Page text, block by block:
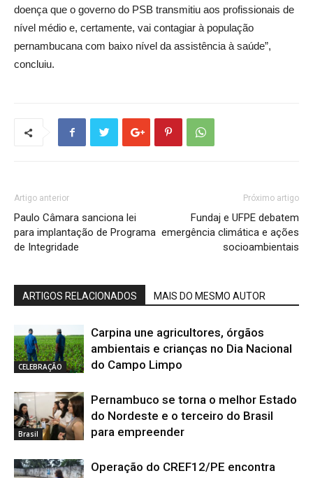
doença que o governo do PSB transmitiu aos profissionais de
nível médio e, certamente, vai contagiar à população
pernambucana com baixo nível da assistência à saúde”,
concluiu.
Artigo anterior
Paulo Câmara sanciona lei
para implantação de Programa
de Integridade
Próximo artigo
Fundaj e UFPE debatem
emergência climática e ações
socioambientais
ARTIGOS RELACIONADOS MAIS DO MESMO AUTOR
CELEBRAÇÃO
Carpina une agricultores, órgãos
ambientais e crianças no Dia Nacional
do Campo Limpo
Brasil
Pernambuco se torna o melhor Estado
do Nordeste e o terceiro do Brasil
para empreender
Operação do CREF12/PE encontra